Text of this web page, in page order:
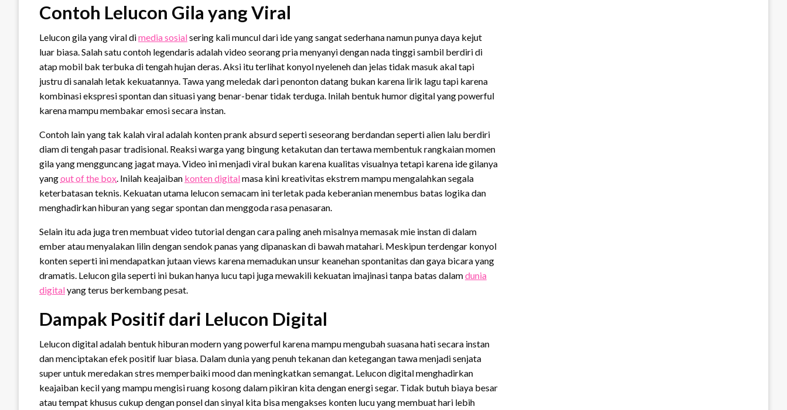
Contoh Lelucon Gila yang Viral
Lelucon gila yang viral dimedia sosialsering kali muncul dari ide yang sangat sederhana namun punya daya kejut
luar biasa. Salah satu contoh legendaris adalah video seorang pria menyanyi dengan nada tinggi sambil berdiri di
atap mobil bak terbuka di tengah hujan deras. Aksi itu terlihat konyol nyeleneh dan jelas tidak masuk akal tapi
justru di sanalah letak kekuatannya. Tawa yang meledak dari penonton datang bukan karena lirik lagu tapi karena
kombinasi ekspresi spontan dan situasi yang benar-benar tidak terduga. Inilah bentuk humor digital yang powerful
karena mampu membakar emosi secara instan.
Contoh lain yang tak kalah viral adalah konten prank absurd seperti seseorang berdandan seperti alien lalu berdiri
diam di tengah pasar tradisional. Reaksi warga yang bingung ketakutan dan tertawa membentuk rangkaian momen
gila yang mengguncang jagat maya. Video ini menjadi viral bukan karena kualitas visualnya tetapi karena ide gilanya
yangout of the box. Inilah keajaiban konten digitalmasa kini kreativitas ekstrem mampu mengalahkan segala
keterbatasan teknis. Kekuatan utama lelucon semacam ini terletak pada keberanian menembus batas logika dan
menghadirkan hiburan yang segar spontan dan menggoda rasa penasaran.
Selain itu ada juga tren membuat video tutorial dengan cara paling aneh misalnya memasak mie instan di dalam
ember atau menyalakan lilin dengan sendok panas yang dipanaskan di bawah matahari. Meskipun terdengar konyol
konten seperti ini mendapatkan jutaan views karena memadukan unsur keanehan spontanitas dan gaya bicara yang
dramatis. Lelucon gila seperti ini bukan hanya lucu tapi juga mewakili kekuatan imajinasi tanpa batas dalamdunia
digitalyang terus berkembang pesat.
Dampak Positif dari Lelucon Digital
Lelucon digital adalah bentuk hiburan modern yang powerful karena mampu mengubah suasana hati secara instan
dan menciptakan efek positif luar biasa. Dalam dunia yang penuh tekanan dan ketegangan tawa menjadi senjata
super untuk meredakan stres memperbaiki mood dan meningkatkan semangat. Lelucon digital menghadirkan
keajaiban kecil yang mampu mengisi ruang kosong dalam pikiran kita dengan energi segar. Tidak butuh biaya besar
atau tempat khusus cukup dengan ponsel dan sinyal kita bisa mengakses konten lucu yang membuat hari lebih